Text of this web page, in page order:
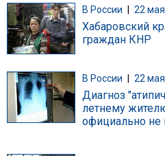
В России 22 мая
Хабаровский
граждан КНР
В России 22 мая
Диагноз
летнему
официально